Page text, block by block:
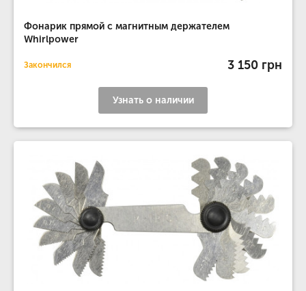
Фонарик прямой с магнитным держателем
Whirlpower
Закончился 3 150 грн
Узнать о наличии